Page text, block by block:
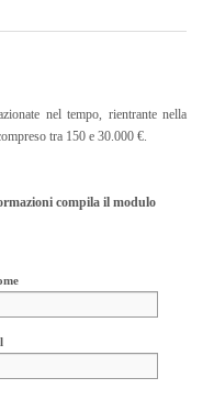
nel tempo, rientrante nella
tra 150 e 30.000 €.
compila il modulo